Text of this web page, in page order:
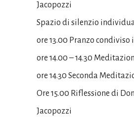
Jacopozzi
Spazio di silenzio
ore 13.00 Pranzo condiviso
ore 14.00 – 14.30
ore 14.30 Seconda
Ore 15.00 Riflessione di
Jacopozzi